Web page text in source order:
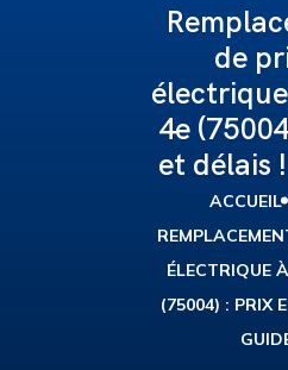
de
4e
et délais
ACCUEIL
ÉLECTRIQUE
(75004) : PRIX